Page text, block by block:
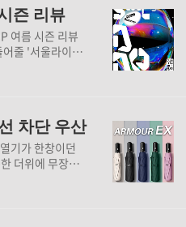
공 미니 쿨링
수 있는 비법을
자인과 색상으로
있어요. 저는
름의 싱그러움
즌 리뷰
여름 시즌 리뷰
어줄 '서울라이트
름과 겨울에 열
파사드가 어우러
는 동대문 디자인
요. 이곳은 현대
로, 매년 많은 관
름 시즌에는 다양
져, 관람객들에
차단 우산
기가 한창이던
더위에 무장해
나섰는데, 급작
건 정말 너무 아